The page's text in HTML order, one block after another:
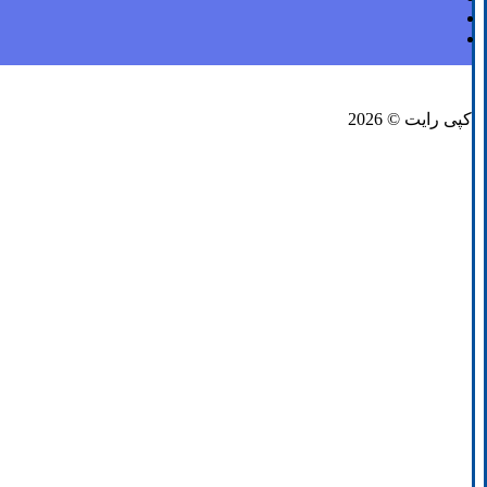
کپی رایت © 2026